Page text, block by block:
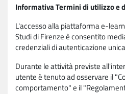
Informativa Termini di utilizzo e
L'accesso alla piattaforma e-
Studi di Firenze è consentito
credenziali di autenticazione
Durante le attività previste
utente è tenuto ad osservare il
comportamento" e il